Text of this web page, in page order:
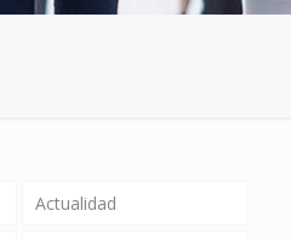
Actualidad